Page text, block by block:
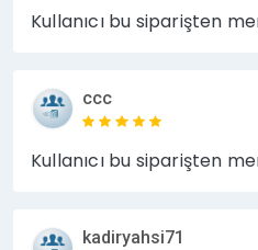
#satislar
Kullanıcı bu siparişten
ccc
Kullanıcı bu siparişten
kadiryahsi71